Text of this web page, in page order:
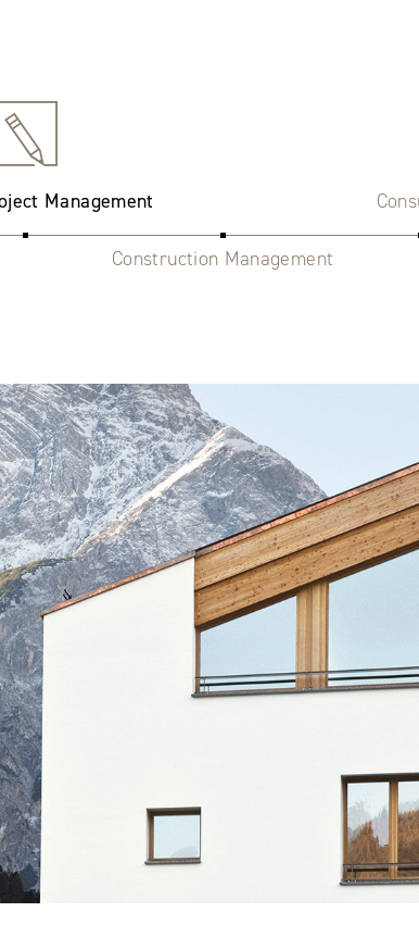
Management
Construction Management